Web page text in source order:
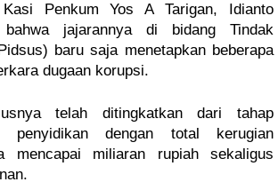
Penkum Yos A Tarigan, Idianto
bahwa jajarannya di bidang Tindak
baru saja menetapkan beberapa
dugaan korupsi.
telah ditingkatkan dari tahap
penyidikan dengan total kerugian
mencapai miliaran rupiah sekaligus